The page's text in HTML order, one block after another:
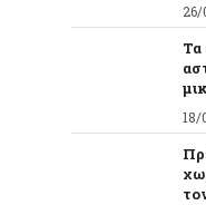
26/
Τα
18/